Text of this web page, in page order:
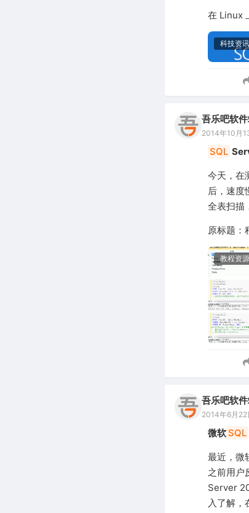
在 Linux
科技资讯
吾乐吧软
2014年10月
SQL
今天，在
后，速度
全表扫描
原标题：
教程资源
吾乐吧软
2014年6月
微软SQL
最近，微
之前用户
Server
入了解，